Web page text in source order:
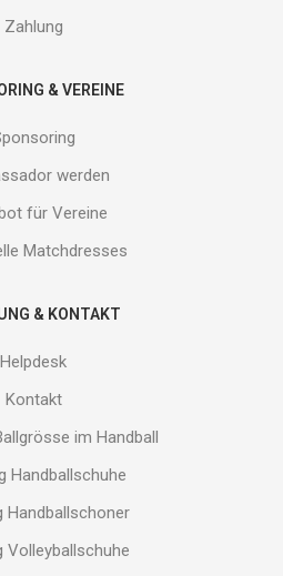
Zahlung
& VEREINE
werden
für Vereine
Matchdresses
& KONTAKT
Helpdesk
Kontakt
im Handball
Handballschuhe
Handballschoner
Volleyballschuhe